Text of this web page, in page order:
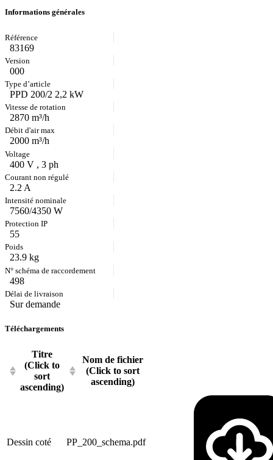
Informations générales
83169
000
PPD 200/2 2,2 kW
2870 m³/h
2000 m³/h
400 V , 3 ph
2.2 A
7560/4350 W
55
23.9 kg
498
Sur demande
Téléchargements
Titre
(Click to
sort
ascending)
Nom de fichier
(Click to sort
ascending)
Dessin coté PP_200_schema.pdf